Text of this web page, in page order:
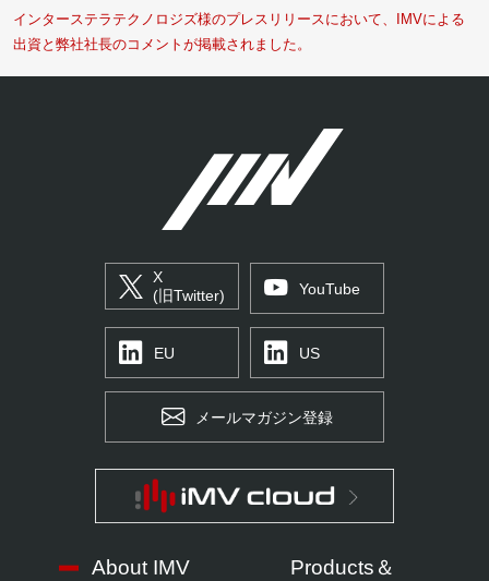
インターステラテクノロジズ様のプレスリリースにおいて、IMVによる
出資と弊社社長のコメントが掲載されました。
X
(旧Twitter)
YouTube
EU US
メールマガジン登録
About IMV
Products＆